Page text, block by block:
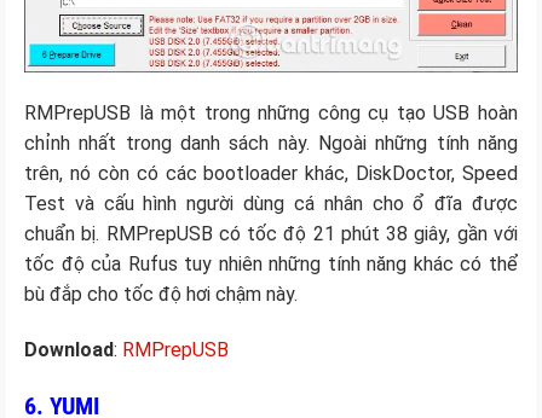
RMPrepUSB là một trong những công cụ tạo USB hoàn
chỉnh nhất trong danh sách này. Ngoài những tính năng
trên, nó còn có các bootloader khác, DiskDoctor, Speed
Test và cấu hình người dùng cá nhân cho ổ đĩa được
chuẩn bị. RMPrepUSB có tốc độ 21 phút 38 giây, gần với
tốc độ của Rufus tuy nhiên những tính năng khác có thể
bù đắp cho tốc độ hơi chậm này.
Download: RMPrepUSB
6. YUMI